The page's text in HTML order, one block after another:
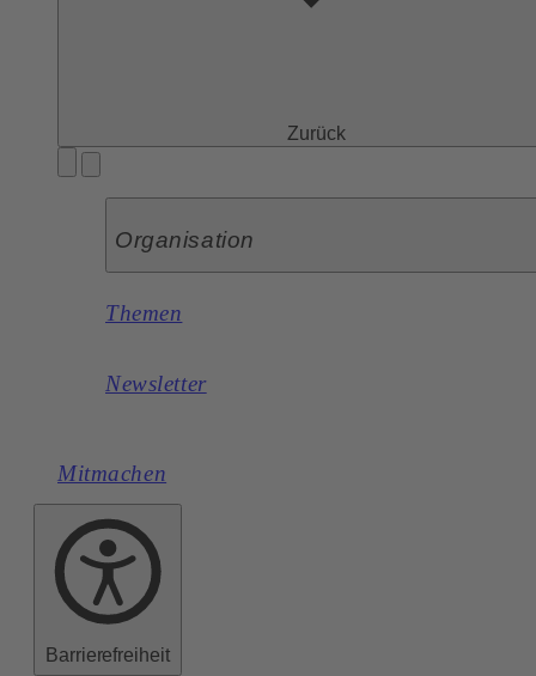
Zurück
Organisation
Themen
Newsletter
Mitmachen
Barrierefreiheit